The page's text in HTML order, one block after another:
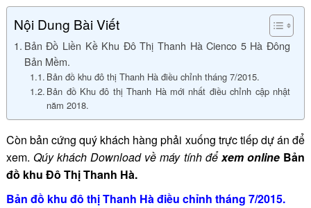
Nội Dung Bài Viết
Bản Đồ Liền Kề Khu Đô Thị Thanh Hà Cienco 5 Hà Đông
Bản Mềm.
Bản đồ khu đô thị Thanh Hà điều chỉnh tháng 7/2015.
Bản đồ Khu đô thị Thanh Hà mới nhất điều chỉnh cập nhật
năm 2018.
Còn bản cứng quý khách hàng phải xuống trực tiếp dự án để
xem. Qúy khách Download về máy tính đểxem online Bản
đồ khu Đô Thị Thanh Hà.
Bản đồ khu đô thị Thanh Hà điều chỉnh tháng 7/2015.